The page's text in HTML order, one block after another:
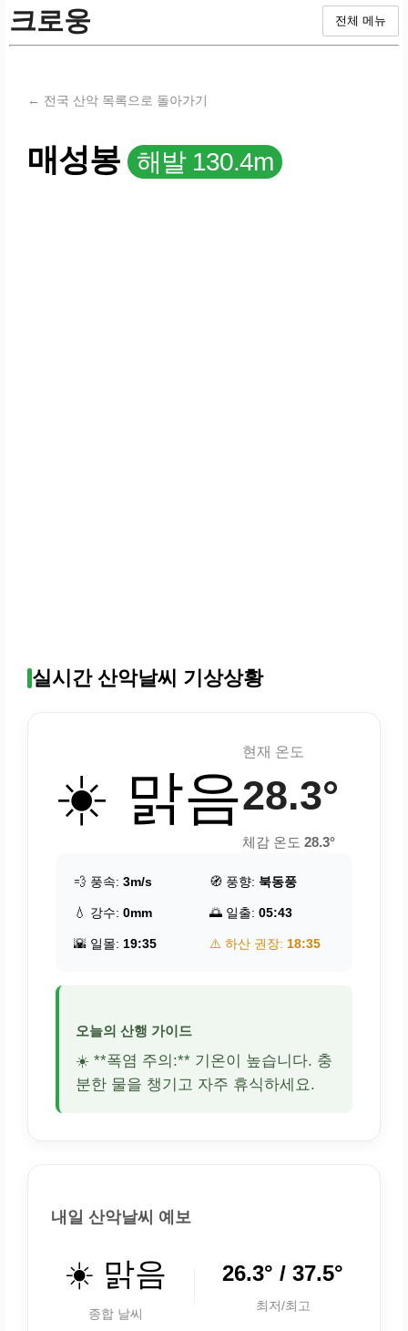
크로웅 전체 메뉴
← 전국 산악 목록으로 돌아가기
매성봉 해발 130.4m
실시간 산악날씨 기상상황
☀️ 맑음
현재 온도
28.3°
체감 온도 28.3°
💨 풍속: 3m/s 🧭 풍향: 북동풍
💧 강수: 0mm 🌅 일출: 05:43
🌇 일몰: 19:35 ⚠️ 하산 권장: 18:35
오늘의 산행 가이드
☀️ **폭염 주의:** 기온이 높습니다. 충
분한 물을 챙기고 자주 휴식하세요.
내일 산악날씨 예보
☀️ 맑음
종합 날씨
26.3° / 37.5°
최저/최고